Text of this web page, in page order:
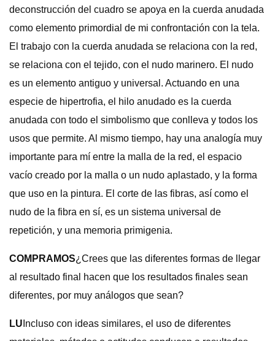
deconstrucción del cuadro se apoya en la cuerda anudada
como elemento primordial de mi confrontación con la tela.
El trabajo con la cuerda anudada se relaciona con la red,
se relaciona con el tejido, con el nudo marinero. El nudo
es un elemento antiguo y universal. Actuando en una
especie de hipertrofia, el hilo anudado es la cuerda
anudada con todo el simbolismo que conlleva y todos los
usos que permite. Al mismo tiempo, hay una analogía muy
importante para mí entre la malla de la red, el espacio
vacío creado por la malla o un nudo aplastado, y la forma
que uso en la pintura. El corte de las fibras, así como el
nudo de la fibra en sí, es un sistema universal de
repetición, y una memoria primigenia.
COMPRAMOS¿Crees que las diferentes formas de llegar
al resultado final hacen que los resultados finales sean
diferentes, por muy análogos que sean?
LU Incluso con ideas similares, el uso de diferentes